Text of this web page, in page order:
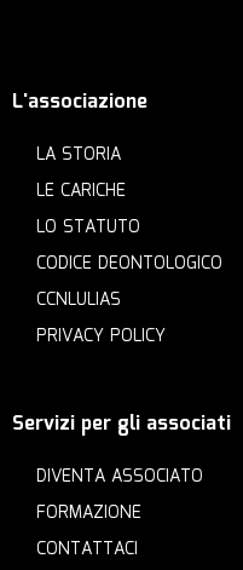
L'associazione
LA STORIA
LE CARICHE
LO STATUTO
CODICE DEONTOLOGICO
CCNLULIAS
PRIVACY POLICY
Servizi per gli associati
DIVENTA ASSOCIATO
FORMAZIONE
CONTATTACI